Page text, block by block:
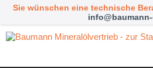
Sie wünschen eine technische